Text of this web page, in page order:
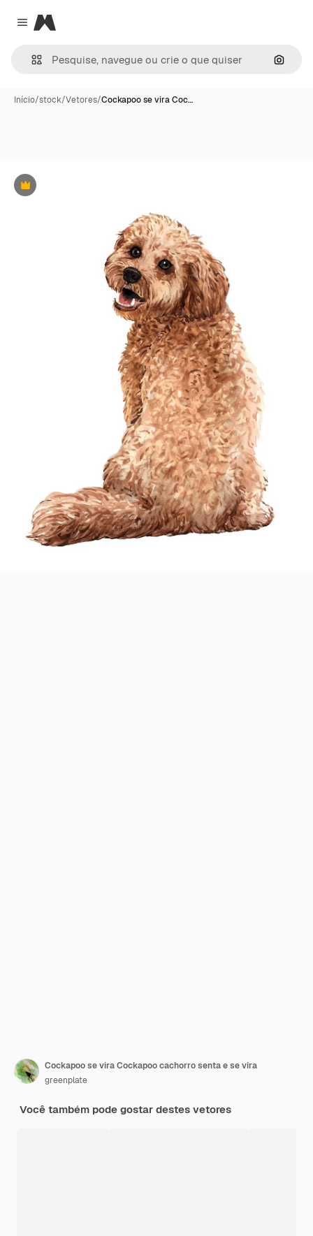
Close menu
Magnific
Início/stock/Vetores/Cockapoo se vira Coc…
Premium
Cockapoo se vira Cockapoo cachorro senta e se vira
greenplate
Você também pode gostar destes vetores